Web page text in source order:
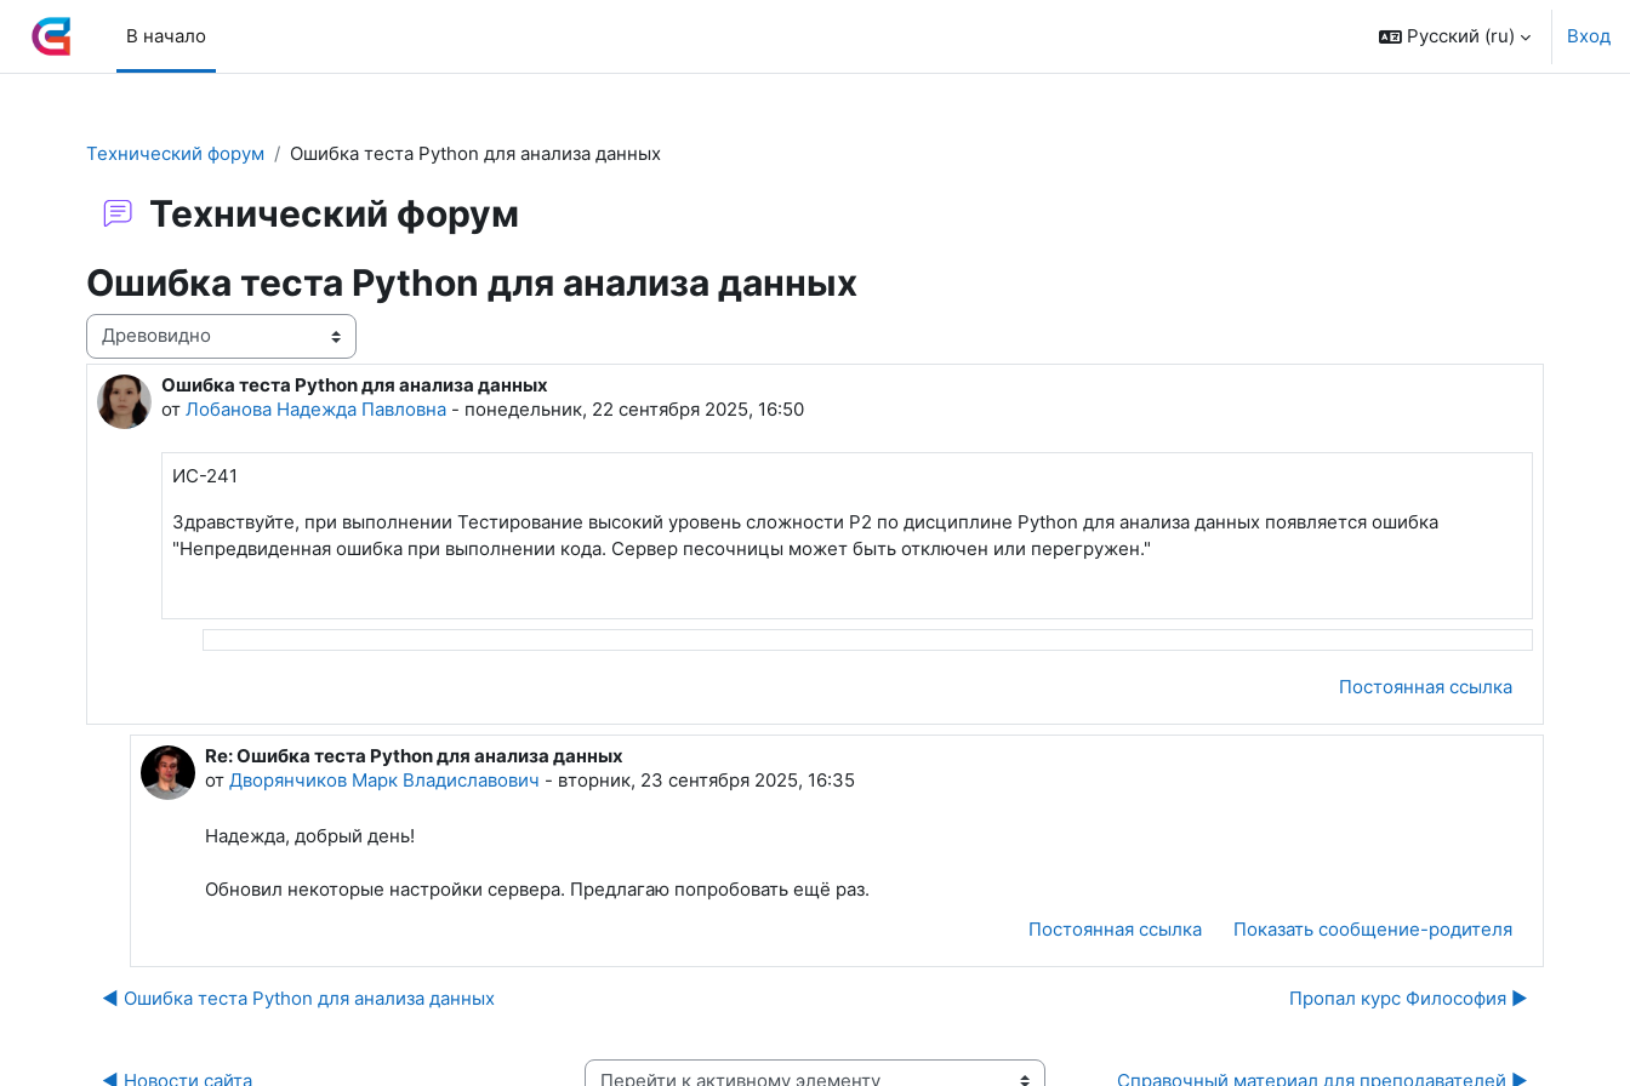
Перейти к основному содержанию
В начало
Русский ‎(ru)‎ Вход
Технический форум Ошибка теста Python для анализа данных
Технический форум
Ошибка теста Python для анализа данных
Режим отображения
Ошибка теста Python для анализа данных
от Лобанова Надежда Павловна - понедельник, 22 сентября 2025, 16:50
Количество ответов: 1
ИС-241
Здравствуйте, при выполнении Тестирование высокий уровень сложности Р2 по дисциплине Python для анализа данных появляется ошибка
"Непредвиденная ошибка при выполнении кода. Сервер песочницы может быть отключен или перегружен."
Постоянная ссылка
В ответ на Лобанова Надежда Павловна
Re: Ошибка теста Python для анализа данных
от Дворянчиков Марк Владиславович - вторник, 23 сентября 2025, 16:35
Надежда, добрый день!
Обновил некоторые настройки сервера. Предлагаю попробовать ещё раз.
Постоянная ссылка
Показать сообщение-родителя
◀︎ Ошибка теста Python для анализа данных Пропал курс Философия ▶︎
◀︎ Новости сайта Справочный материал для преподавателей ▶︎